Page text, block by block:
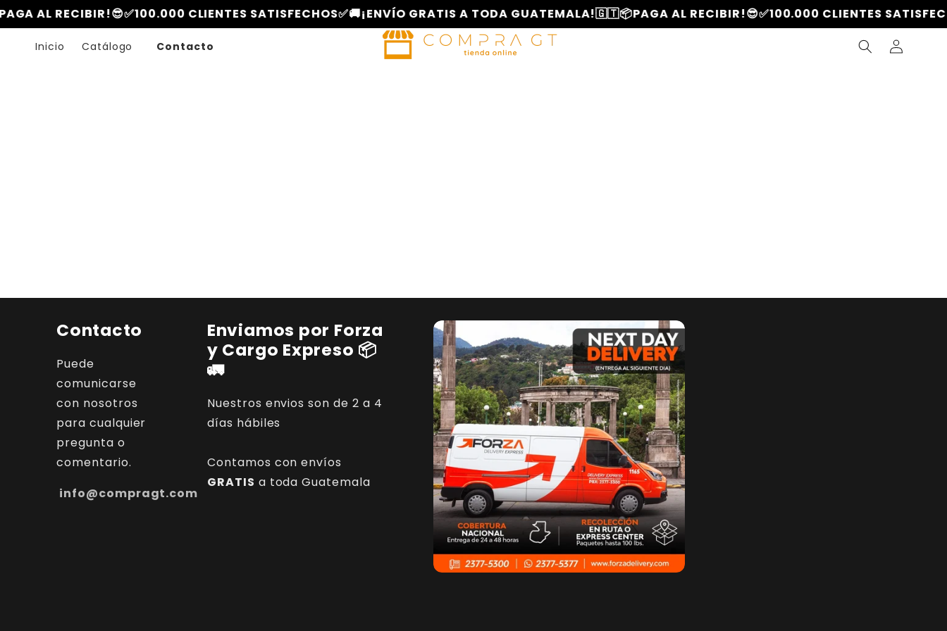
contenido
AL RECIBIR!😎✅100.000 CLIENTES SATISFECHOS✅🚚¡ENVÍO GRATIS A TODA GUATEMALA!🇬🇹📦PAGA AL RECIBIR!😎✅100.000 CLIENTES
Inicio Catálogo Contacto
Iniciar
sesión
Contacto
Puede
comunicarse
con nosotros
para cualquier
pregunta o
comentario.
info@compragt.com
Enviamos por Forza
y Cargo Expreso 📦
🚛
Nuestros envios son de 2 a 4
días hábiles
Contamos con envíos
GRATIS a toda Guatemala